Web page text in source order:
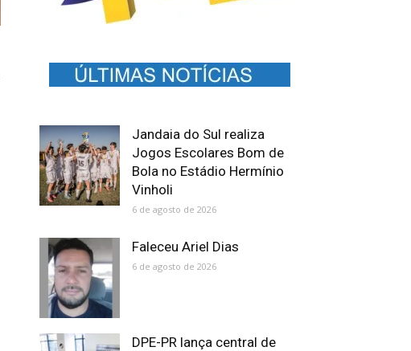
Jandaia do Sul realiza
Jogos Escolares Bom de
Bola no Estádio Hermínio
Vinholi
6 de agosto de 2026
Faleceu Ariel Dias
6 de agosto de 2026
DPE-PR lança central de